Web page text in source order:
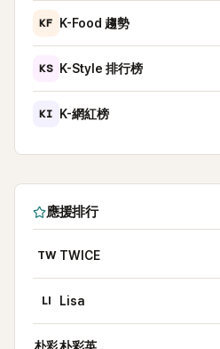
KF K-Food 趨勢
KS K-Style 排行榜
KI K-網紅榜
應援排行
TW TWICE
LI Lisa
朴彩